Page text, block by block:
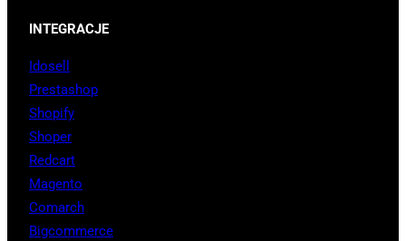
INTEGRACJE
Idosell
Prestashop
Shopify
Shoper
Redcart
Magento
Comarch
Bigcommerce